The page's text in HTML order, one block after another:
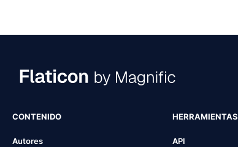
CONTENIDO
Autores
HERRAMIENTAS
API